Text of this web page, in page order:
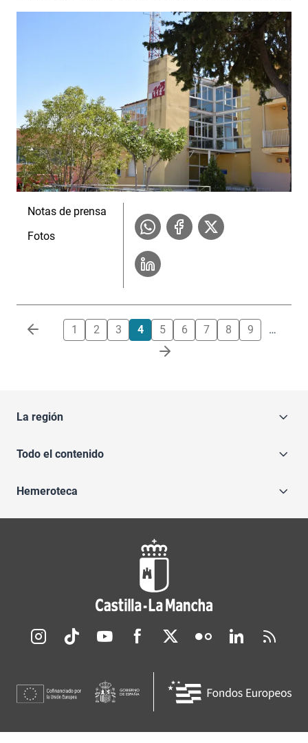
Notas de prensa
Fotos
Paginación 1 2 3 4 5 6 7 8 9 …
La región
Todo el contenido
Hemeroteca
Redes sociales JCCM